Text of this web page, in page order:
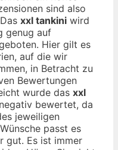
sind also
xxl tankini wird
genug auf
Hier gilt es
auf die wir
in Betracht zu
Bewertungen
wurde das xxl
bewertet, da
jeweiligen
passt es
gut. Es ist immer